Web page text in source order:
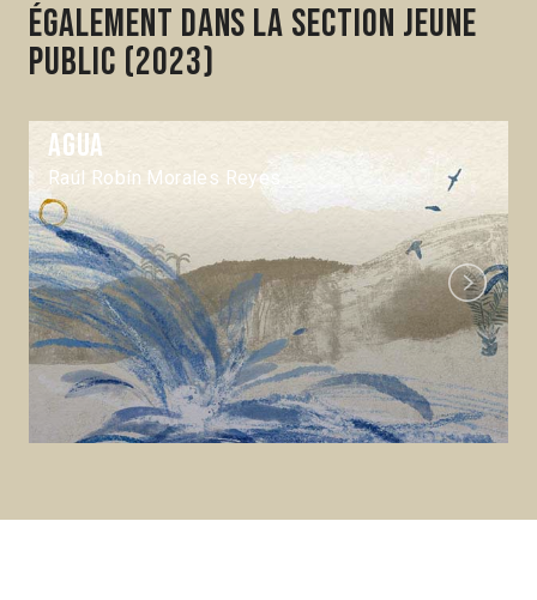
Également dans la section Jeune
public (2023)
Agua
Raúl Robín Morales Reyes
Next